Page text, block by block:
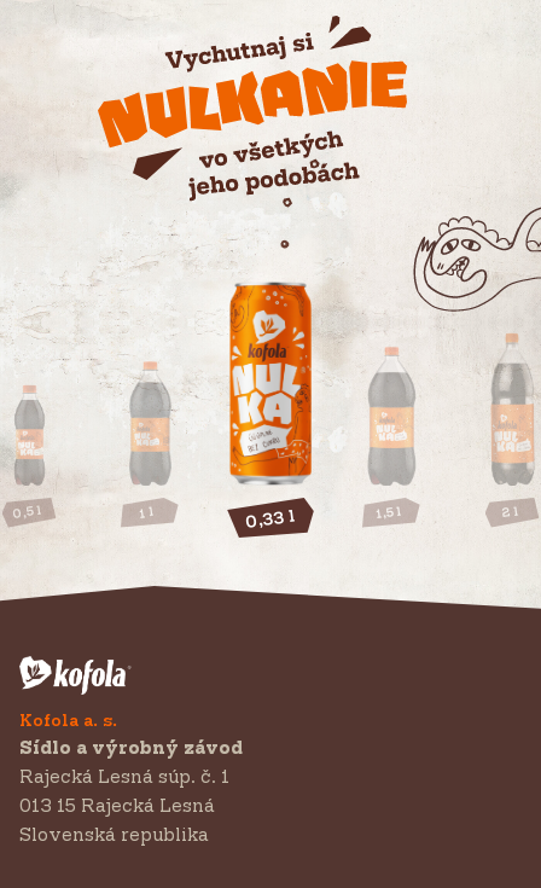
0,5 l 1 l 0,33 l 1,5 l 2 l
Kofola a. s.
Sídlo a výrobný závod
Rajecká Lesná súp. č. 1
013 15 Rajecká Lesná
Slovenská republika